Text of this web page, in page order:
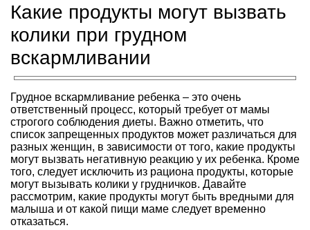
Какие продукты могут вызвать
колики при грудном
вскармливании
Грудное вскармливание ребенка – это очень
ответственный процесс, который требует от мамы
строгого соблюдения диеты. Важно отметить, что
список запрещенных продуктов может различаться для
разных женщин, в зависимости от того, какие продукты
могут вызвать негативную реакцию у их ребенка. Кроме
того, следует исключить из рациона продукты, которые
могут вызывать колики у грудничков. Давайте
рассмотрим, какие продукты могут быть вредными для
малыша и от какой пищи маме следует временно
отказаться.